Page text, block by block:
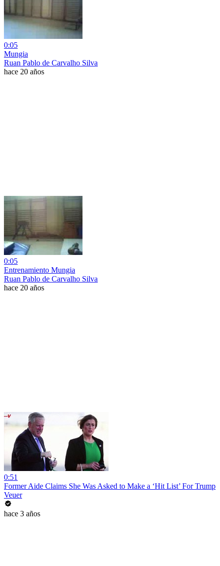
0:05
Mungia
Ruan Pablo de Carvalho Silva
hace 20 años
0:05
Entrenamiento Mungia
Ruan Pablo de Carvalho Silva
hace 20 años
0:51
Former Aide Claims She Was Asked to Make a ‘Hit List’ For Trump
Veuer
hace 3 años